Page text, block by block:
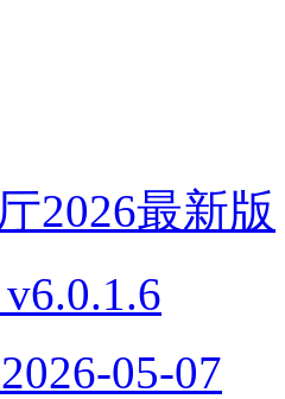
2026最新版
v6.0.1.6
2026-05-07